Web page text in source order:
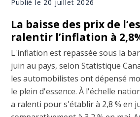
Publié le 20 juillet 2026
La baisse des prix de
ralentir l’inflation à
L'inflation est repassée sous la
juin au pays, selon Statistique
les automobilistes ont dépensé
le plein d'essence. À l'échelle
a ralenti pour s'établir à 2,8 % en